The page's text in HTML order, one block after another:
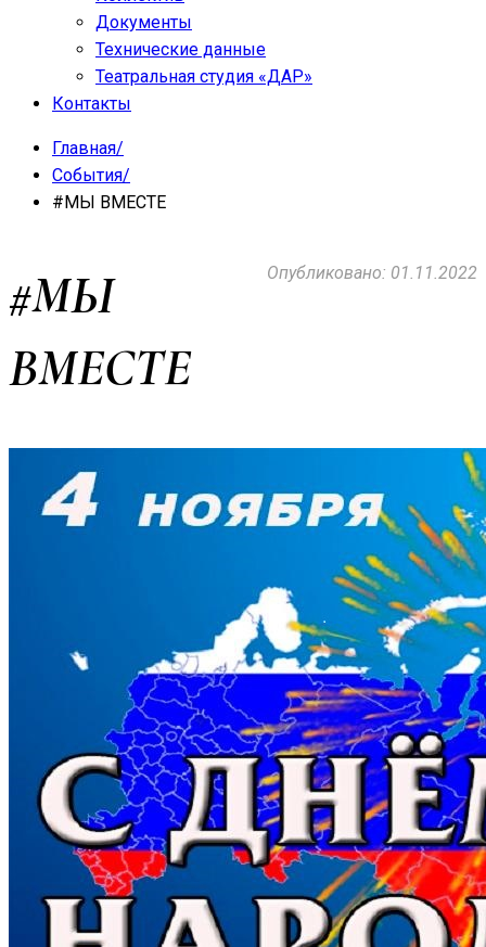
Документы
Технические данные
Театральная студия «ДАР»
Контакты
Главная/
События/
#МЫ ВМЕСТЕ
Опубликовано: 01.11.2022
#МЫ
ВМЕСТЕ